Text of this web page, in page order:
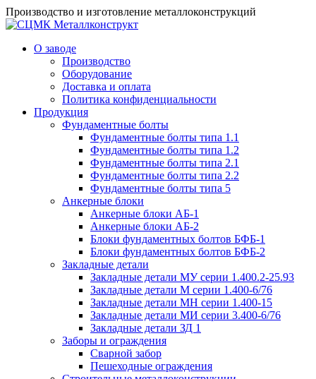
Производство и изготовление металлоконструкций
О заводе
Производство
Оборудование
Доставка и оплата
Политика конфиденциальности
Продукция
Фундаментные болты
Фундаментные болты типа 1.1
Фундаментные болты типа 1.2
Фундаментные болты типа 2.1
Фундаментные болты типа 2.2
Фундаментные болты типа 5
Анкерные блоки
Анкерные блоки АБ-1
Анкерные блоки АБ-2
Блоки фундаментных болтов БФБ-1
Блоки фундаментных болтов БФБ-2
Закладные детали
Закладные детали МУ серии 1.400.2-25.93
Закладные детали М серии 1.400-6/76
Закладные детали МН серии 1.400-15
Закладные детали МИ серии 3.400-6/76
Закладные детали ЗД 1
Заборы и ограждения
Сварной забор
Пешеходные ограждения